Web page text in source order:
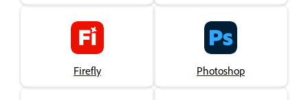
Firefly Photoshop